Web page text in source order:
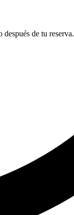
de tu reserva.